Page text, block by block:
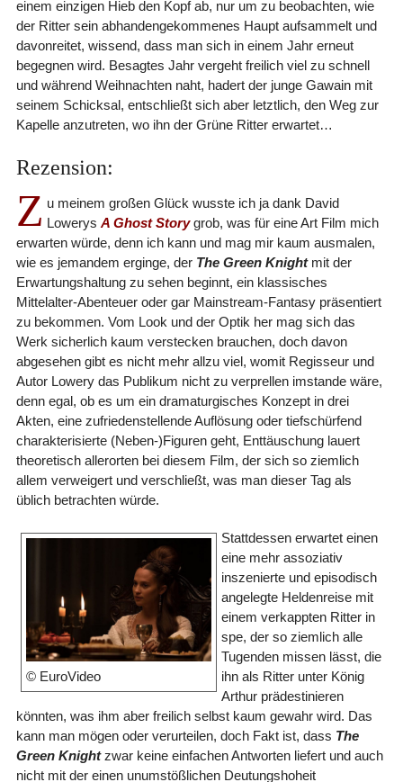
einem einzigen Hieb den Kopf ab, nur um zu beobachten, wie
der Ritter sein abhandengekommenes Haupt aufsammelt und
davonreitet, wissend, dass man sich in einem Jahr erneut
begegnen wird. Besagtes Jahr vergeht freilich viel zu schnell
und während Weihnachten naht, hadert der junge Gawain mit
seinem Schicksal, entschließt sich aber letztlich, den Weg zur
Kapelle anzutreten, wo ihn der Grüne Ritter erwartet…
Rezension:
Z u meinem großen Glück wusste ich ja dank David
Lowerys A Ghost Storygrob, was für eine Art Film mich
erwarten würde, denn ich kann und mag mir kaum ausmalen,
wie es jemandem erginge, der The Green Knightmit der
Erwartungshaltung zu sehen beginnt, ein klassisches
Mittelalter-Abenteuer oder gar Mainstream-Fantasy präsentiert
zu bekommen. Vom Look und der Optik her mag sich das
Werk sicherlich kaum verstecken brauchen, doch davon
abgesehen gibt es nicht mehr allzu viel, womit Regisseur und
Autor Lowery das Publikum nicht zu verprellen imstande wäre,
denn egal, ob es um ein dramaturgisches Konzept in drei
Akten, eine zufriedenstellende Auflösung oder tiefschürfend
charakterisierte (Neben-)Figuren geht, Enttäuschung lauert
theoretisch allerorten bei diesem Film, der sich so ziemlich
allem verweigert und verschließt, was man dieser Tag als
üblich betrachten würde.
© EuroVideo
Stattdessen erwartet einen
eine mehr assoziativ
inszenierte und episodisch
angelegte Heldenreise mit
einem verkappten Ritter in
spe, der so ziemlich alle
Tugenden missen lässt, die
ihn als Ritter unter König
Arthur prädestinieren
könnten, was ihm aber freilich selbst kaum gewahr wird. Das
kann man mögen oder verurteilen, doch Fakt ist, dass The
Green Knightzwar keine einfachen Antworten liefert und auch
nicht mit der einen unumstößlichen Deutungshoheit